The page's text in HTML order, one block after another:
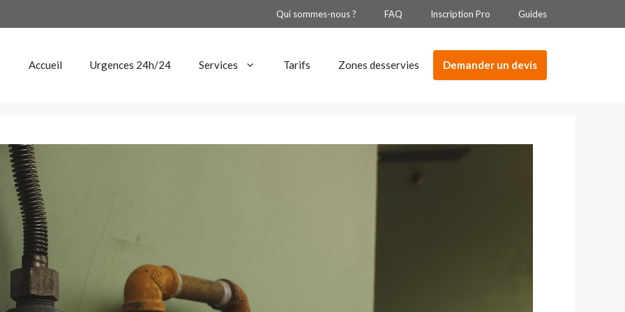
Qui sommes-nous ? FAQ Inscription Pro Guides
Accueil Urgences 24h/24 Services Tarifs Zones desservies Demander un devis